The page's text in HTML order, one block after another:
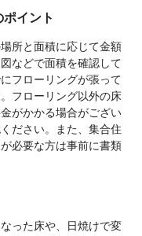
イント
所と面積に応じて金額
などで面積を確認して
フローリングが張って
フローリング以外の床
がかかる場合がござい
ださい。また、集合住
必要な方は事前に書類
った床や、日焼けで変